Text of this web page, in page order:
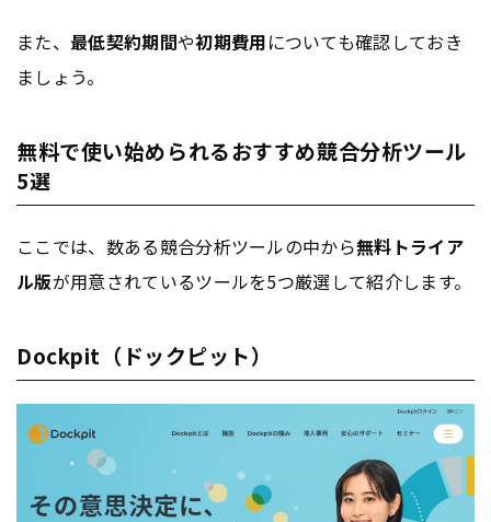
また、 最低契約期間や初期費用についても確認しておき
ましょう。
無料で使い始められるおすすめ競合分析ツール
5選
ここでは、数ある競合分析ツールの中から無料トライア
ル版が用意されているツールを5つ厳選して紹介します。
Dockpit（ドックピット）